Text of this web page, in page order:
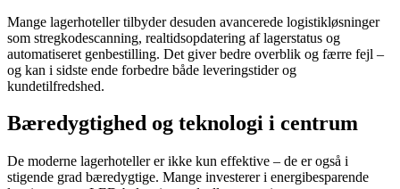
Mange lagerhoteller tilbyder desuden avancerede logistikløsninger
som stregkodescanning, realtidsopdatering af lagerstatus og
automatiseret genbestilling. Det giver bedre overblik og færre fejl –
og kan i sidste ende forbedre både leveringstider og
kundetilfredshed.
Bæredygtighed og teknologi i centrum
De moderne lagerhoteller er ikke kun effektive – de er også i
stigende grad bæredygtige. Mange investerer i energibesparende